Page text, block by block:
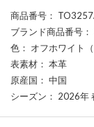
商品番号 ：
ブランド商品番号
色 ： オフホワイト（
表素材 ： 本革
原産国 ： 中国
シーズン ： 2026年